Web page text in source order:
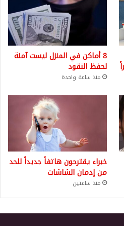
8 أماكن في المنزل ليست آمنة
لحفظ النقود
منذ ساعة واحدة
خبراء يقترحون هاتفاً جديداً للحد
من إدمان الشاشات
منذ ساعتين